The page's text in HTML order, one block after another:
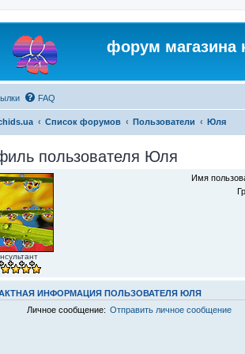
форум магазина
FAQ
Список форумов Пользователи Юля
пользователя Юля
Имя
ИНФОРМАЦИЯ ПОЛЬЗОВАТЕЛЯ ЮЛЯ
Личное сообщение: Отправить личное сообщение